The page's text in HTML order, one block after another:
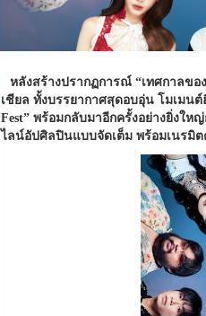
หลังสร้างปรากฏการณ์ “เทศกาลข
เชียล ทั้งบรรยากาศสุดอบอุ่น โมเมนต์
Fest” พร้อมกลับมาอีกครั้งอย่างยิ่งใหญ่
ไลน์อัปศิลปินแบบจัดเต็ม พร้อมเนรมิ